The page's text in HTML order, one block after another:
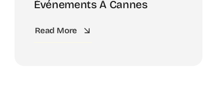
Événements À Cannes
Read More